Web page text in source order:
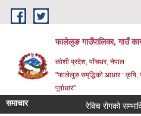
Skip to main content
फालेलुङ गाउँपालिका, गाउँ
कोशी प्रदेश, पाँचथर, नेपाल
"फालेलुङ समृद्धिको आधार : कृषि,
पूर्वाधार"
समाचार रेबिच रोगको